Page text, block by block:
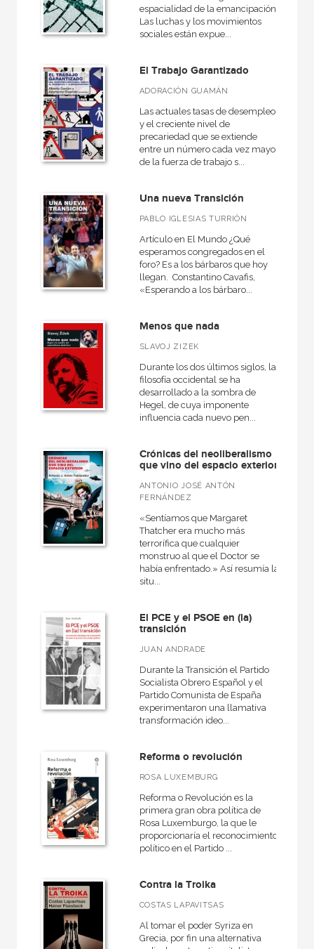
espacialidad de la emancipación.
Las luchas y los movimientos
sociales están expue...
El Trabajo Garantizado
ADORACIÓN GUAMÁN
Las actuales tasas de desempleo
y el creciente nivel de
precariedad que se extiende
entre un número cada vez mayor
de la fuerza de trabajo s...
Una nueva Transición
PABLO IGLESIAS TURRIÓN
Artículo en El Mundo ¿Qué
esperamos congregados en el
foro? Es a los bárbaros que hoy
llegan. Constantino Cavafis,
«Esperando a los bárbaro...
Menos que nada
SLAVOJ ZIZEK
Durante los dos últimos siglos, la
filosofía occidental se ha
desarrollado a la sombra de
Hegel, de cuya imponente
influencia cada nuevo pen...
Crónicas del neoliberalismo
que vino del espacio exterior
ANTONIO JOSÉ ANTÓN
FERNÁNDEZ
«Sentíamos que Margaret
Thatcher era mucho más
terrorífica que cualquier
monstruo al que el Doctor se
había enfrentado.» Así resumía la
situ...
El PCE y el PSOE en (la)
transición
JUAN ANDRADE
Durante la Transición el Partido
Socialista Obrero Español y el
Partido Comunista de España
experimentaron una llamativa
transformación ideo...
Reforma o revolución
ROSA LUXEMBURG
Reforma o Revolución es la
primera gran obra política de
Rosa Luxemburgo, la que le
proporcionaría el reconocimiento
político en el Partido ...
Contra la Troika
COSTAS LAPAVITSAS
Al tomar el poder Syriza en
Grecia, por fin una alternativa